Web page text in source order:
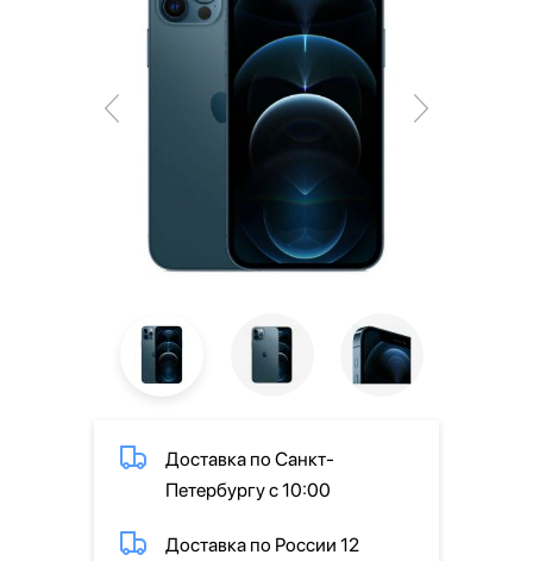
Доставка по Санкт-
Петербургу с 10:00
Доставка по России 12